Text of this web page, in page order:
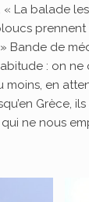
« La balade
Bande de
: on
moins, en
Grèce,
qui ne nous